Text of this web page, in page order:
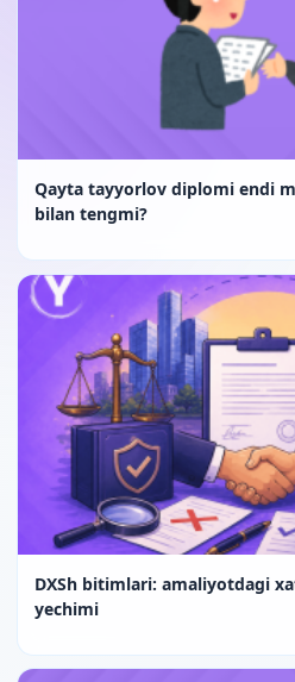
Qayta tayyorlov diplomi endi
bilan tengmi?
DXSh bitimlari: amaliyotdagi
yechimi